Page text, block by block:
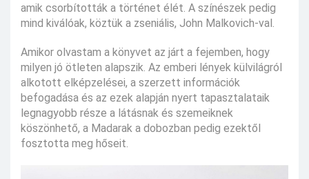
amik csorbították a történet élét. A színészek pedig
mind kiválóak, köztük a zseniális, John Malkovich-val.
Amikor olvastam a könyvet az járt a fejemben, hogy
milyen jó ötleten alapszik. Az emberi lények külvilágról
alkotott elképzelései, a szerzett információk
befogadása és az ezek alapján nyert tapasztalataik
legnagyobb része a látásnak és szemeiknek
köszönhető, a Madarak a dobozban pedig ezektől
fosztotta meg hőseit.